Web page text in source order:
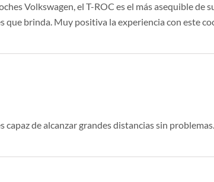
Volkswagen, el T-ROC es el más asequible
que brinda. Muy positiva la experiencia con este
capaz de alcanzar grandes distancias sin